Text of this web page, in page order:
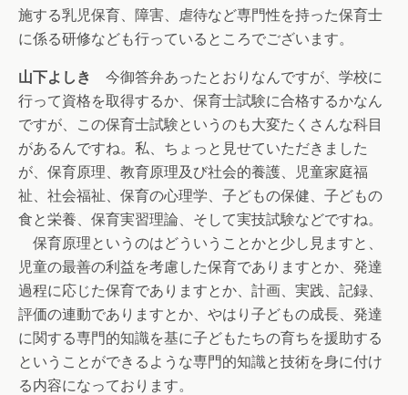
施する乳児保育、障害、虐待など専門性を持った保育士
に係る研修なども行っているところでございます。
山下よしき
今御答弁あったとおりなんですが、学校に
行って資格を取得するか、保育士試験に合格するかなん
ですが、この保育士試験というのも大変たくさんな科目
があるんですね。私、ちょっと見せていただきました
が、保育原理、教育原理及び社会的養護、児童家庭福
祉、社会福祉、保育の心理学、子どもの保健、子どもの
食と栄養、保育実習理論、そして実技試験などですね。
保育原理というのはどういうことかと少し見ますと、
児童の最善の利益を考慮した保育でありますとか、発達
過程に応じた保育でありますとか、計画、実践、記録、
評価の連動でありますとか、やはり子どもの成長、発達
に関する専門的知識を基に子どもたちの育ちを援助する
ということができるような専門的知識と技術を身に付け
る内容になっております。